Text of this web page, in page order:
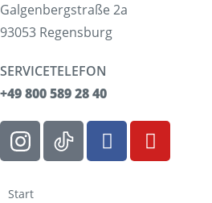
Galgenbergstraße 2a
93053 Regensburg
SERVICETELEFON
+49 800 589 28 40
Start